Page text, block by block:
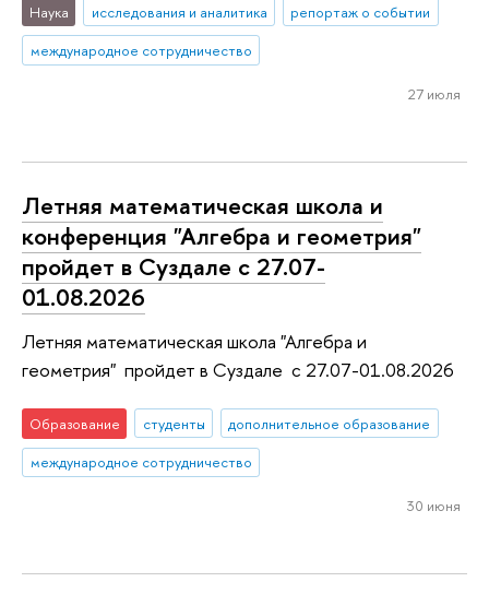
Наука исследования и аналитика
репортаж о событии
международное сотрудничество
27 июля
Летняя математическая школа и
конференция "Алгебра и геометрия"
пройдет в Суздале с 27.07-
01.08.2026
Летняя математическая школа "Алгебра и
геометрия" пройдет в Суздале с 27.07-01.08.2026
Образование студенты
дополнительное образование
международное сотрудничество
30 июня